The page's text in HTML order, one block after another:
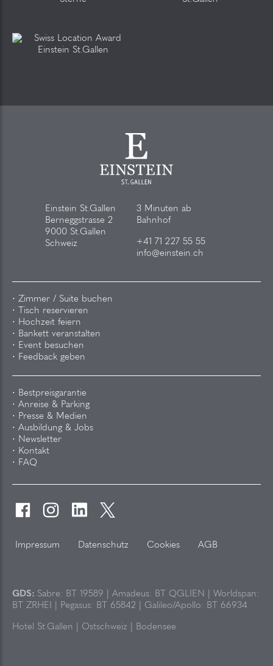
Einstein St.Gallen
Berneggstrasse 2
9000 St.Gallen
Schweiz
3 Minuten ab
Bahnhof
+41 71 227 55 55
info@einstein.ch
Zimmer / Suite buchen
Tisch reservieren
Hochzeit feiern
Bankett veranstalten
Event besuchen
Feedback geben
Bestpreisgarantie
Anreise & Parking
Presse & Medien
Ausbildung & Jobs
Newsletter
Kontakt
FAQ
Impressum Datenschutz Cookies AGB
GDS: Sabre: BT 19589 | Amadeus: BT QGLIEN | Worldspan:
BT ZRHEI | Pegasus: BT 65842 | Galileo/Apollo: BT 66934
Hotel St.Gallen Ostschweiz Bodensee